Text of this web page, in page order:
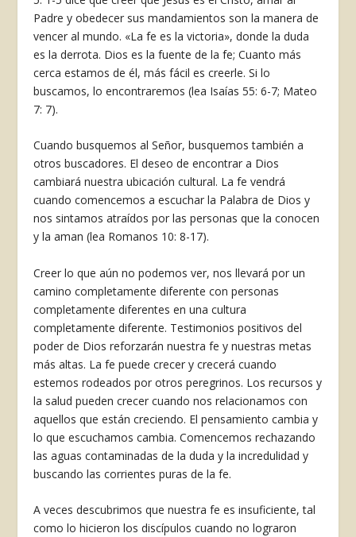
Padre y obedecer sus mandamientos son la manera de
vencer al mundo. «La fe es la victoria», donde la duda
es la derrota. Dios es la fuente de la fe; Cuanto más
cerca estamos de él, más fácil es creerle. Si lo
buscamos, lo encontraremos (lea Isaías 55: 6-7; Mateo
7: 7).
Cuando busquemos al Señor, busquemos también a
otros buscadores. El deseo de encontrar a Dios
cambiará nuestra ubicación cultural. La fe vendrá
cuando comencemos a escuchar la Palabra de Dios y
nos sintamos atraídos por las personas que la conocen
y la aman (lea Romanos 10: 8-17).
Creer lo que aún no podemos ver, nos llevará por un
camino completamente diferente con personas
completamente diferentes en una cultura
completamente diferente. Testimonios positivos del
poder de Dios reforzarán nuestra fe y nuestras metas
más altas. La fe puede crecer y crecerá cuando
estemos rodeados por otros peregrinos. Los recursos y
la salud pueden crecer cuando nos relacionamos con
aquellos que están creciendo. El pensamiento cambia y
lo que escuchamos cambia. Comencemos rechazando
las aguas contaminadas de la duda y la incredulidad y
buscando las corrientes puras de la fe.
A veces descubrimos que nuestra fe es insuficiente, tal
como lo hicieron los discípulos cuando no lograron